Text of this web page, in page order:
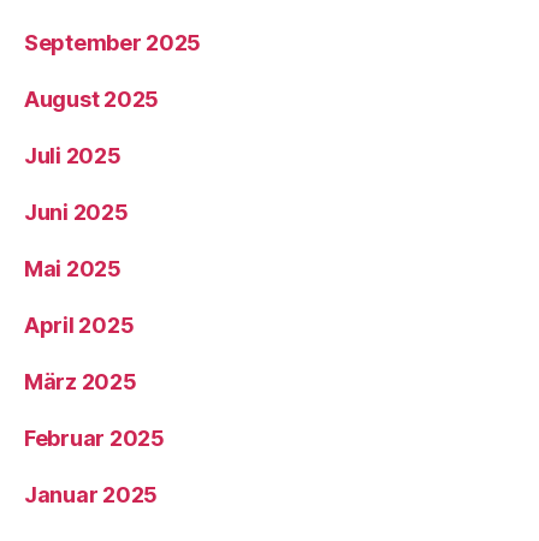
September 2025
August 2025
Juli 2025
Juni 2025
Mai 2025
April 2025
März 2025
Februar 2025
Januar 2025